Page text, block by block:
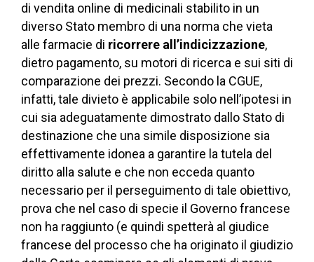
di vendita online di medicinali stabilito in un
diverso Stato membro di una norma che vieta
alle farmacie di ricorrere all’indicizzazione,
dietro pagamento, su motori di ricerca e sui siti di
comparazione dei prezzi. Secondo la CGUE,
infatti, tale divieto è applicabile solo nell’ipotesi in
cui sia adeguatamente dimostrato dallo Stato di
destinazione che una simile disposizione sia
effettivamente idonea a garantire la tutela del
diritto alla salute e che non ecceda quanto
necessario per il perseguimento di tale obiettivo,
prova che nel caso di specie il Governo francese
non ha raggiunto (e quindi spetterà al giudice
francese del processo che ha originato il giudizio